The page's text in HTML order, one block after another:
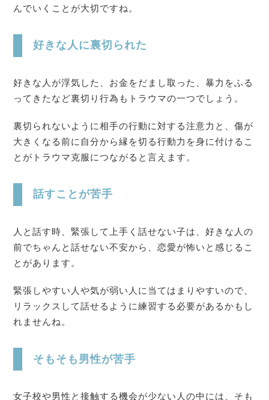
んでいくことが大切ですね。
好きな人に裏切られた
好きな人が浮気した、お金をだまし取った、暴力をふる
ってきたなど裏切り行為もトラウマの一つでしょう。
裏切られないように相手の行動に対する注意力と、傷が
大きくなる前に自分から縁を切る行動力を身に付けるこ
とがトラウマ克服につながると言えます。
話すことが苦手
人と話す時、緊張して上手く話せない子は、好きな人の
前でちゃんと話せない不安から、恋愛が怖いと感じるこ
とがあります。
緊張しやすい人や気が弱い人に当てはまりやすいので、
リラックスして話せるように練習する必要があるかもし
れませんね。
そもそも男性が苦手
女子校や男性と接触する機会が少ない人の中には、そも